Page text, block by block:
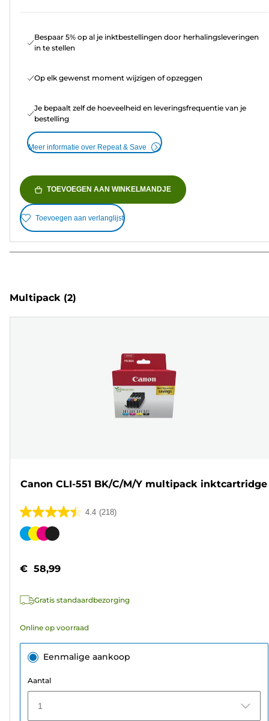
Bespaar 5% op al je inktbestellingen door herhalingsleveringen
in te stellen
Op elk gewenst moment wijzigen of opzeggen
Je bepaalt zelf de hoeveelheid en leveringsfrequentie van je
bestelling
Meer informatie over Repeat & Save
TOEVOEGEN AAN WINKELMANDJE
Toevoegen aan verlanglijst
Multipack (2)
Canon CLI-551 BK/C/M/Y multipack inktcartridge
4.4 (218)
4.4
van
sterren.
beoordelingen
Kleurencartridge
€ 58,99
Gratis standaardbezorging
Online op voorraad
Eenmalige aankoop
Aantal
1